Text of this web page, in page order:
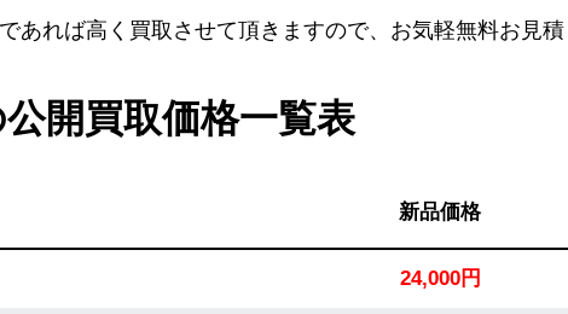
れば高く買取させて頂きますので、お気軽無料お見積
開買取価格一覧表
新品価格
24,000円